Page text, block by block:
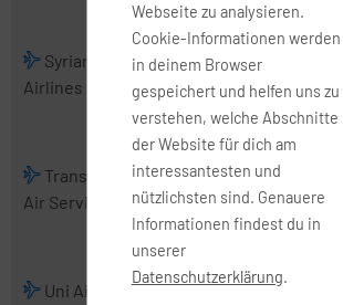
Syrian Arab
Airlines
Tajik Air
AirAsia
TransNusa
Air Services
Tri-MG Intra
Asia Airlines
Trigana Air
Service
Uni Air
Uzbekistan
VietJet Air
Webseite zu analysieren.
Cookie-Informationen werden
in deinem Browser
gespeichert und helfen uns zu
verstehen, welche Abschnitte
der Website für dich am
interessantesten und
nützlichsten sind. Genauere
Informationen findest du in
unserer
Datenschutzerklärung.